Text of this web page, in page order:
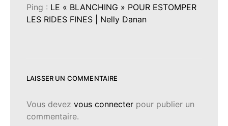
Ping : LE « BLANCHING » POUR ESTOMPER
LES RIDES FINES | Nelly Danan
LAISSER UN COMMENTAIRE
Vous devez vous connecter pour publier un
commentaire.